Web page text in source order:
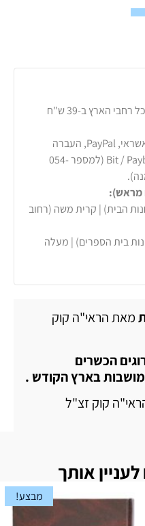
שליח עד הבית לכל רחבי הארץ ב-39 ש"ח
כרטיסי אשראי, PayPal, העברה
בנקאית או באפליקציות Bit / Paybox (למספר 054-
מראש):
הבית) | קרית משה (רחוב
בית הספרים) | מעלה
מאת הראי"ה קוק
הכשרים
בארץ הקודש .
קוק זצ"ל
אותך
מבצע!